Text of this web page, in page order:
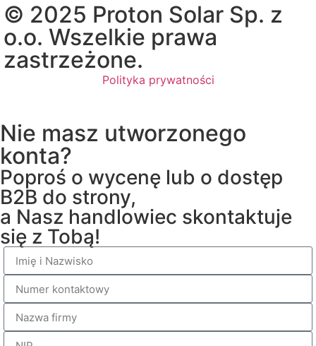
© 2025 Proton Solar Sp. z
o.o. Wszelkie prawa
zastrzeżone.
Polityka prywatności
Nie masz utworzonego
konta?
Poproś o wycenę lub o dostęp
B2B do strony,
a Nasz handlowiec skontaktuje
się z Tobą!